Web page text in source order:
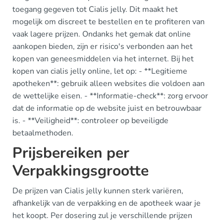
toegang gegeven tot Cialis jelly. Dit maakt het
mogelijk om discreet te bestellen en te profiteren van
vaak lagere prijzen. Ondanks het gemak dat online
aankopen bieden, zijn er risico's verbonden aan het
kopen van geneesmiddelen via het internet. Bij het
kopen van cialis jelly online, let op: - **Legitieme
apotheken**: gebruik alleen websites die voldoen aan
de wettelijke eisen. - **Informatie-check**: zorg ervoor
dat de informatie op de website juist en betrouwbaar
is. - **Veiligheid**: controleer op beveiligde
betaalmethoden.
Prijsbereiken per
Verpakkingsgrootte
De prijzen van Cialis jelly kunnen sterk variëren,
afhankelijk van de verpakking en de apotheek waar je
het koopt. Per dosering zul je verschillende prijzen